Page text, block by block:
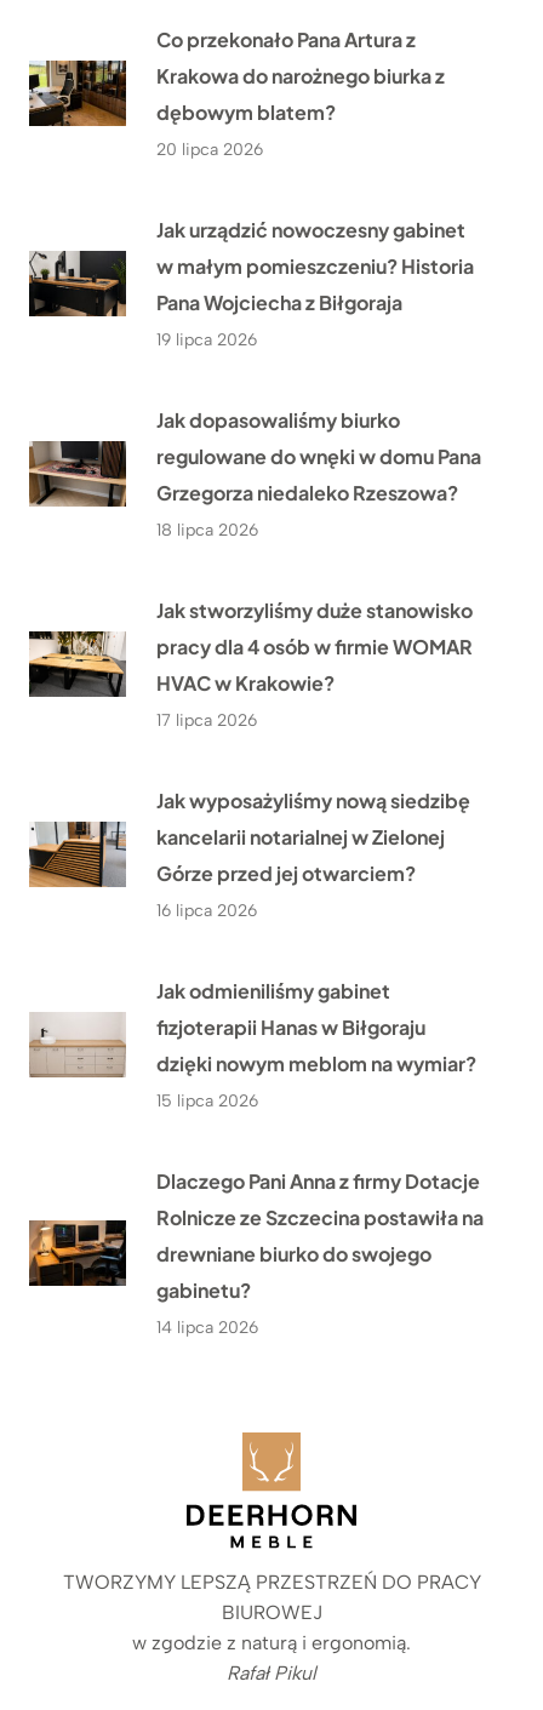
Co przekonało Pana Artura z
Krakowa do narożnego biurka z
dębowym blatem?
20 lipca 2026
Jak urządzić nowoczesny gabinet
w małym pomieszczeniu? Historia
Pana Wojciecha z Biłgoraja
19 lipca 2026
Jak dopasowaliśmy biurko
regulowane do wnęki w domu Pana
Grzegorza niedaleko Rzeszowa?
18 lipca 2026
Jak stworzyliśmy duże stanowisko
pracy dla 4 osób w firmie WOMAR
HVAC w Krakowie?
17 lipca 2026
Jak wyposażyliśmy nową siedzibę
kancelarii notarialnej w Zielonej
Górze przed jej otwarciem?
16 lipca 2026
Jak odmieniliśmy gabinet
fizjoterapii Hanas w Biłgoraju
dzięki nowym meblom na wymiar?
15 lipca 2026
Dlaczego Pani Anna z firmy Dotacje
Rolnicze ze Szczecina postawiła na
drewniane biurko do swojego
gabinetu?
14 lipca 2026
TWORZYMY LEPSZĄ PRZESTRZEŃ DO PRACY
BIUROWEJ
w zgodzie z naturą i ergonomią.
Rafał Pikul